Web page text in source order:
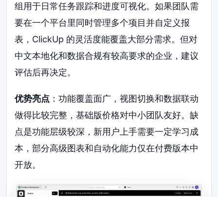
组用于日常任务跟踪和进度可视化。如果团队需
要在一个平台里同时管理多个项目并自定义报
表，ClickUp 的灵活度能覆盖大部分需求。但对
中文本地化和数据合规有较高要求的企业，建议
评估后再决定。
优势亮点 ：功能覆盖面广，视图切换和数据联动
做得比较完整，基础版价格对中小团队友好。缺
点是功能层级较深，新用户上手需要一定学习成
本，部分高级图表和自动化能力仅在付费版本中
开放。